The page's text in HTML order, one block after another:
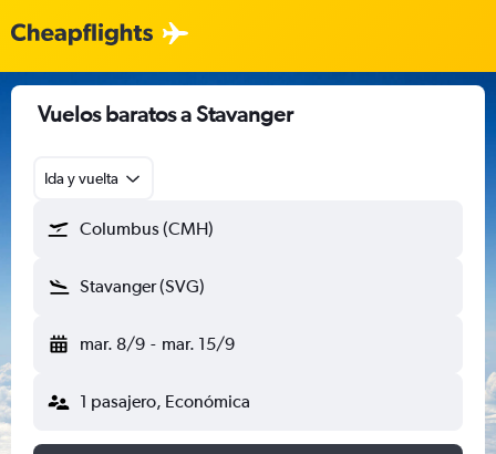
Vuelos baratos a Stavanger
Ida y vuelta
Columbus (CMH)
Stavanger (SVG)
mar. 8/9 - mar. 15/9
1 pasajero, Económica